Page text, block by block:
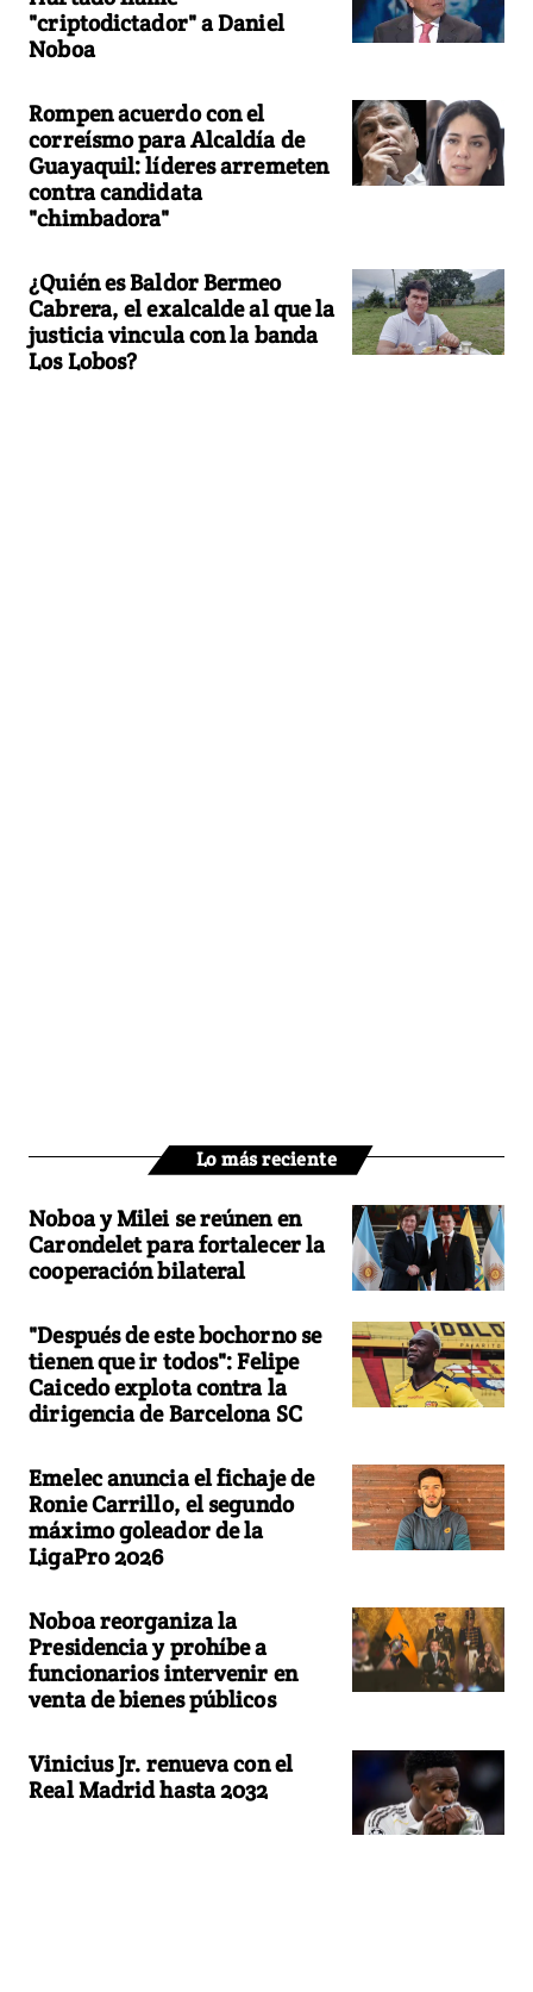
"criptodictador" a Daniel
Noboa
Rompen acuerdo con el
correísmo para Alcaldía de
Guayaquil: líderes arremeten
contra candidata
"chimbadora"
¿Quién es Baldor Bermeo
Cabrera, el exalcalde al que la
justicia vincula con la banda
Los Lobos?
Lo más reciente
Noboa y Milei se reúnen en
Carondelet para fortalecer la
cooperación bilateral
"Después de este bochorno se
tienen que ir todos": Felipe
Caicedo explota contra la
dirigencia de Barcelona SC
Emelec anuncia el fichaje de
Ronie Carrillo, el segundo
máximo goleador de la
LigaPro 2026
Noboa reorganiza la
Presidencia y prohíbe a
funcionarios intervenir en
venta de bienes públicos
Vinicius Jr. renueva con el
Real Madrid hasta 2032